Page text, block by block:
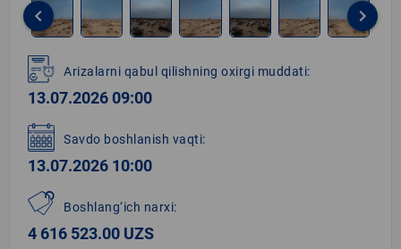
1
of
7
keyboard_arrow_left keyboard_arrow_right
Arizalarni qabul qilishning oxirgi muddati:
13.07.2026 09:00
Savdo boshlanish vaqti:
13.07.2026 10:00
Boshlang‘ich narxi:
4 616 523.00 UZS